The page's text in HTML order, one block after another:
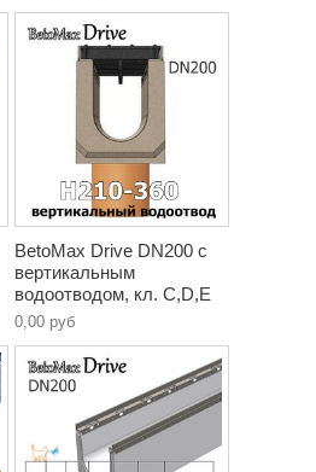
BetoMax Drive DN200 с
вертикальным
водоотводом, кл. C,D,E
0,00 руб